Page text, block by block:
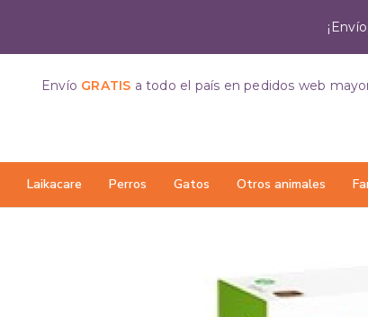
Laikacare Perros Gatos Otros animales
Envío GRATIS a todo el país en pedidos web